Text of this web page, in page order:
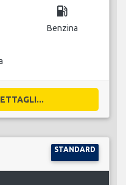
local_gas_station
Benzina
STANDARD